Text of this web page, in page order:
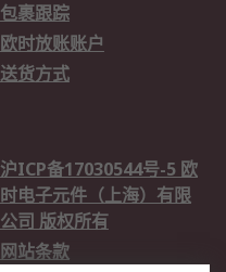
包裹跟踪
欧时放账账户
送货方式
沪ICP备17030544号-5 欧
时电子元件（上海）有限
公司 版权所有
网站条款